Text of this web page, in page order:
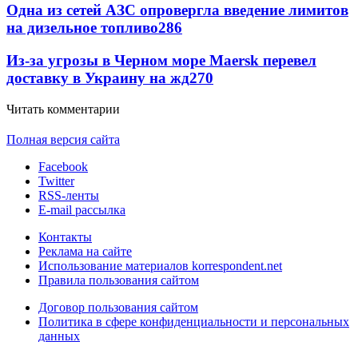
Одна из сетей АЗС опровергла введение лимитов
на дизельное топливо286
Из-за угрозы в Черном море Maersk перевел
доставку в Украину на жд270
Читать комментарии
Полная версия сайта
Facebook
Twitter
RSS-ленты
E-mail рассылка
Контакты
Реклама на сайте
Использование материалов korrespondent.net
Правила пользования сайтом
Договор пользования сайтом
Политика в сфере конфиденциальности и персональных
данных